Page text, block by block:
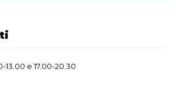
e 17.00-20.30